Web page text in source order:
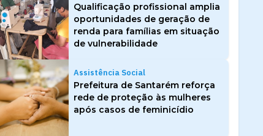
Qualificação profissional amplia
oportunidades de geração de
renda para famílias em situação
de vulnerabilidade
Assistência Social
Prefeitura de Santarém reforça
rede de proteção às mulheres
após casos de feminicídio